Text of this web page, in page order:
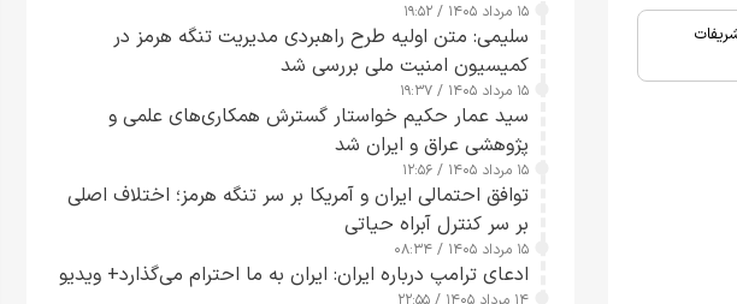
۱۵ مرداد ۱۴۰۵ / ۱۹:۵۲
سلیمی: متن اولیه طرح راهبردی مدیریت تنگه هرمز در
کمیسیون امنیت ملی بررسی شد
۱۵ مرداد ۱۴۰۵ / ۱۹:۳۷
سید عمار حکیم خواستار گسترش همکاری‌های علمی و
پژوهشی عراق و ایران شد
۱۵ مرداد ۱۴۰۵ / ۱۲:۵۶
توافق احتمالی ایران و آمریکا بر سر تنگه هرمز؛ اختلاف اصلی
بر سر کنترل آبراه حیاتی
۱۵ مرداد ۱۴۰۵ / ۰۸:۳۴
ادعای ترامپ درباره ایران: ایران به ما احترام می‌گذارد+ ویدیو